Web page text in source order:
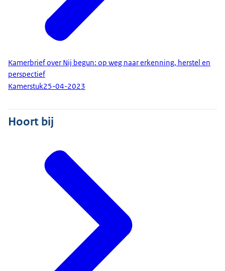
Kamerbrief over Nij begun: op weg naar erkenning, herstel en
perspectief
Kamerstuk25-04-2023
Hoort bij